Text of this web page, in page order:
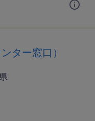
ター窓口）